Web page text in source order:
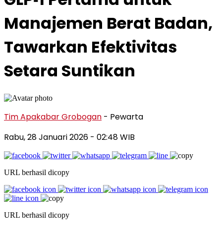
Manajemen Berat Badan,
Tawarkan Efektivitas
Setara Suntikan
Tim Apakabar Grobogan - Pewarta
Rabu, 28 Januari 2026 - 02:48 WIB
URL berhasil dicopy
URL berhasil dicopy